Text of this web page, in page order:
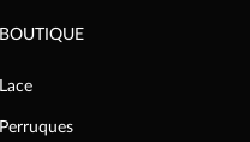
BOUTIQUE
Lace
Perruques